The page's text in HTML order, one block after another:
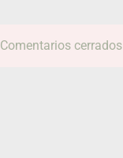
Comentarios cerrados